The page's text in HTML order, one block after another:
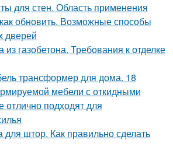
для стен. Область применения
обновить. Возможные способы
дверей
газобетона. Требования к отделке
трансформер для дома. 18
мебели с откидными
отлично подходят для
для штор. Как правильно сделать